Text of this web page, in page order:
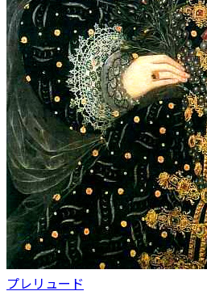
プレリュード